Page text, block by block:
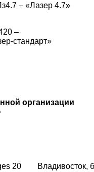
«Лазер 4.7»
–
организации
20 Владивосток,